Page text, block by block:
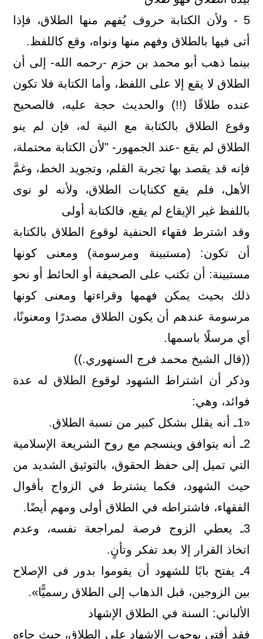
5 - ولأن الكتابة حروف يُفهم منها الطلاق، فإذا
أتى فيها بالطلاق وفهم منها ونواه، وقع كاللفظ.
بينما ذهب أبو محمد بن حزم -رحمه الله- إلى أن
الطلاق لا يقع إلا على اللفظ، وأما الكتابة فلا تكون
عنده طلاقًا (!!) والحديث حجة عليه، فالصحيح
وقوع الطلاق بالكتابة مع النية له، فإن لم ينو
الطلاق لم يقع -عند الجمهور- "لأن الكتابة محتملة،
فإنه قد يقصد بها تجربة القلم، وتجويد الخط، وغمَّ
الأهل، فلم يقع ككنايات الطلاق، ولأنه لو نوى
باللفظ غير الإيقاع لم يقع، فالكتابة أولى
وقد اشترط فقهاء الحنفية لوقوع الطلاق بالكتابة
أن تكون: (مستبينة ومرسومة) ومعنى كونها
مستبينة: أن تكتب على الصحيفة أو الحائط أو نحو
ذلك بحيث يمكن فهمها وقراءتها ومعنى كونها
مرسومة عندهم أن يكون الطلاق مصدرًا ومعنونًا،
أي مرسلًا باسمها.
((قال الشيخ محمد فرج السنهوري.))
وذكر أن اشتراط الشهود لوقوع الطلاق له عدة
فوائد، وهي:
«1ـ أنه يقلل بشكل كبير من نسبة الطلاق.
2ـ أنه يتوافق وينسجم مع روح الشريعة الإسلامية
التي تميل إلى حفظ الحقوق، بالتوثيق الشديد من
حيث الشهود، فكما يشترط في الزواج بأقوال
الفقهاء، فاشتراطه في الطلاق أولى ومهم أيضًا.
3ـ يعطي الزوج فرصة لمراجعة نفسه، وعدم
اتخاذ القرار إلا بعد تفكر وتأنٍ.
4ـ يفتح بابًا للشهود أن يقوموا بدور فى الإصلاح
بين الزوجين، قبل الذهاب إلى الطلاق رسميًّا».
الألباني: السنة في الطلاق الإشهاد
فقد أفتى بوجوب الإشهاد على الطلاق، حيث جاءه